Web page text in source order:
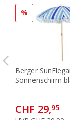
%
Berger
Sonnenschirm
CHF 29,95